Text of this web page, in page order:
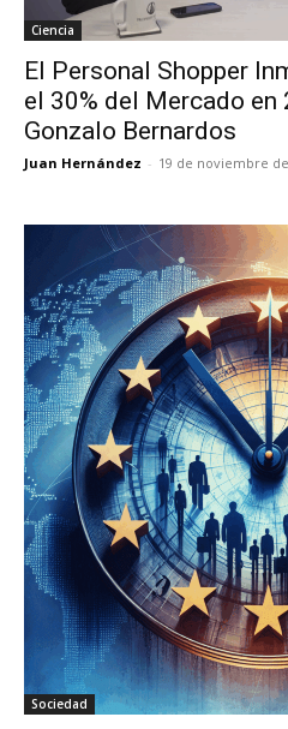
Ciencia
El Personal Shopper
el 30% del Mercado en
Gonzalo Bernardos
Juan Hernández - 19 de noviembre
Sociedad